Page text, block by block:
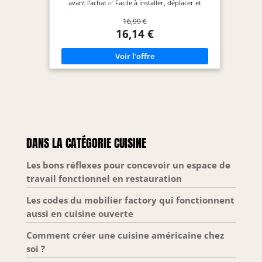
avant l’achat ✅ Facile à installer, déplacer et
démontager.Essuyez simplement la surface avec
un chiffon humide pour nettoyer l'étagère ✅ Avec
4 crochets et 1 pot suspendu.Il est bien
suffisamment pour être placé sous l'évier et
économiser de l'espace, son grand espace de
stockage peut contenir divers articles.Un bord de
plus de 5cm de hauteur empêche les objets de
tomber ✅ L’organisateur sous évier à 2 niveaux
16,99 €
16,14 €
DANS LA CATÉGORIE CUISINE
Les bons réflexes pour concevoir un espace de
travail fonctionnel en restauration
Les codes du mobilier factory qui fonctionnent
aussi en cuisine ouverte
Comment créer une cuisine américaine chez
soi ?